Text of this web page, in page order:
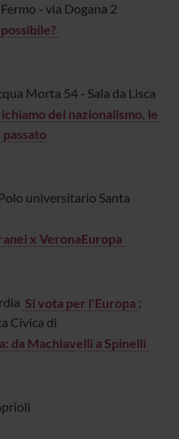
- via Dogana 2
Morta 54 - Sala da Lisca
del nazionalismo, le
universitario Santa
x VeronaEuropa
Si vota per l'Europa ;
Civica di
da Machiavelli a Spinelli